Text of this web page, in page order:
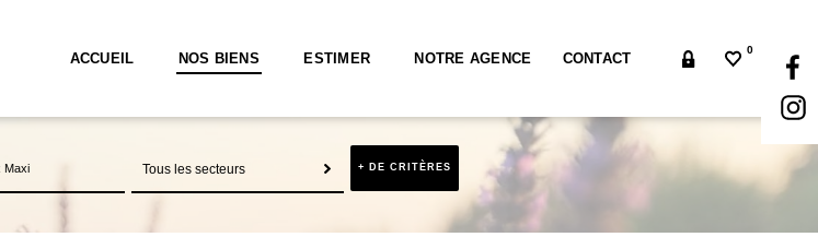
ACCUEIL NOS BIENS ESTIMER NOTRE AGENCE CONTACT 0
Tous les secteurs + DE CRITÈRES